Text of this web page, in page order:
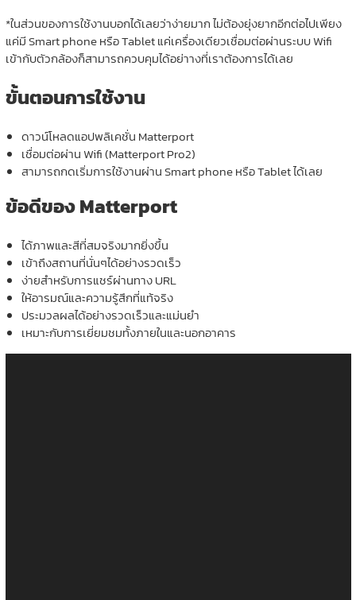
*ในส่วนของการใช้งานบอกได้เลยว่าง่ายมาก ไม่ต้องยุ่งยากอีกต่อไปเพียง
แค่มี Smart phone หรือ Tablet แค่เครื่องเดียวเชื่อมต่อผ่านระบบ Wifi
เข้ากับตัวกล้องก็สามารถควบคุมได้อย่าางที่เราต้องการได้เลย
ขั้นตอนการใช้งาน
ดาวน์โหลดแอปพลิเคชั่น Matterport
เชื่อมต่อผ่าน Wifi (Matterport Pro2)
สามารถกดเริ่มการใช้งานผ่าน Smart phone หรือ Tablet ได้เลย
ข้อดีของ Matterport
ได้ภาพและสีที่สมจริงมากยิ่งขึ้น
เข้าถึงสถานที่นั่นๆได้อย่างรวดเร็ว
ง่ายสำหรับการแชร์ผ่านทาง URL
ให้อารมณ์และความรู้สึกที่แท้จริง
ประมวลผลได้อย่างรวดเร็วและแม่นยำ
เหมาะกับการเยี่ยมชมทั้งภายในและนอกอาคาร